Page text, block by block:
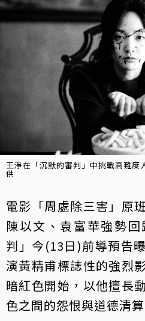
王淨在「沉默的審判」中挑戰高難度
供
電影「周處除三害」原
陳以文、袁富華強勢
判」今(13日)前導預告
演黃精甫標誌性的強烈
暗紅色開始，以他擅長
色之間的怨恨與道德清算